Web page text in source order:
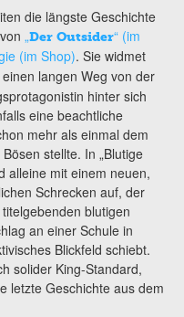
die längste Geschichte
„Der Outsider“ (im
(im Shop). Sie widmet
einen langen Weg von der
hinter sich
eine beachtliche
mehr als einmal dem
stellte. In „Blutige
alleine mit einem neuen,
Schrecken auf, der
blutigen
an einer Schule in
Blickfeld schiebt.
solider King-Standard,
letzte Geschichte aus dem